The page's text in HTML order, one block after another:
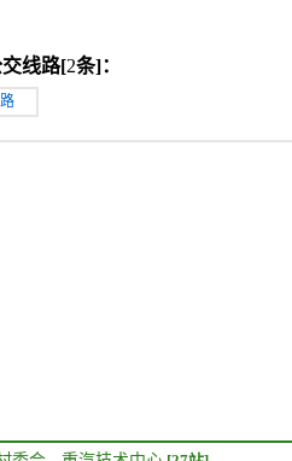
线路[2条]：